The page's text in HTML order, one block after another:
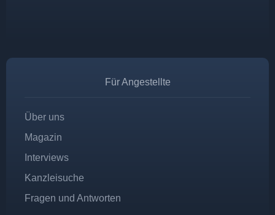
Für Angestellte
Über uns
Magazin
Interviews
Kanzleisuche
Fragen und Antworten